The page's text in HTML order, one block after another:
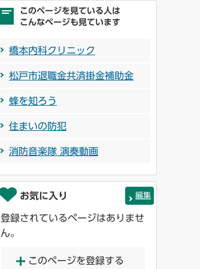
このページを見ている人は
こんなページも見ています
橋本内科クリニック
松戸市退職金共済掛金補助金
蜂を知ろう
住まいの防犯
消防音楽隊 演奏動画
お気に入り 編集
登録されているページはありませ
ん。
このページを登録する